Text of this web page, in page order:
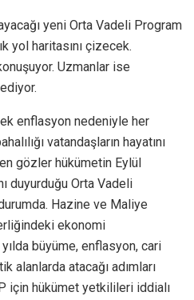
yeni Orta Vadeli Program
yol haritasını çizecek.
Uzmanlar ise
enflasyon nedeniyle her
vatandaşların hayatını
gözler hükümetin Eylül
duyurduğu Orta Vadeli
Hazine ve Maliye
ekonomi
büyüme, enflasyon, cari
alanlarda atacağı adımları
için hükümet yetkilileri iddialı